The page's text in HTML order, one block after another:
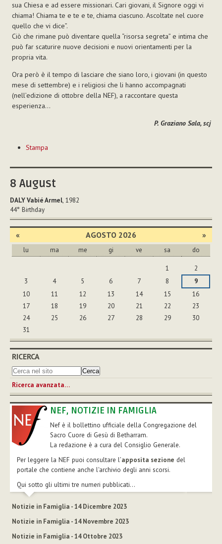
sua Chiesa e ad essere missionari. Cari giovani, il Signore oggi vi
chiama! Chiama te e te e te, chiama ciascuno. Ascoltate nel cuore
quello che vi dice”.
Ciò che rimane può diventare quella “risorsa segreta” e intima che
può far scaturire nuove decisioni e nuovi orientamenti per la
propria vita.
Ora però è il tempo di lasciare che siano loro, i giovani (in questo
mese di settembre) e i religiosi che li hanno accompagnati
(nell’edizione di ottobre della NEF), a raccontare questa
esperienza...
P. Graziano Sala, scj
sul
Stampa
8 August
DALY Vabié Armel, 1982
44° Birthday
« AGOSTO 2026 »
lu ma me gi ve sa do
1
2
3
4 5 6 7 8
9
10
11 12 13 14 15
16
17
18 19 20 21 22
23
24
25 26 27 28 29
30
31
RICERCA
Ricerca avanzata…
NEF, NOTIZIE IN FAMIGLIA
Nef è il bollettino ufficiale della Congregazione del
Sacro Cuore di Gesù di Betharram.
La redazione è a cura del Consiglio Generale.
Per leggere la NEF puoi consultare l’apposita sezione del
portale che contiene anche l'archivio degli anni scorsi.
Qui sotto gli ultimi tre numeri pubblicati...
Notizie in Famiglia - 14 Dicembre 2023
Notizie in Famiglia - 14 Novembre 2023
Notizie in Famiglia - 14 Ottobre 2023